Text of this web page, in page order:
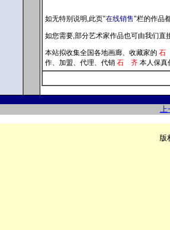
如无特别说明,此页"在线销售"栏的作品
如您需要,部分艺术家作品也可由我们直
本站拟收集全国各地画廊、 收藏家的 石
作、 加盟、 代理、 代销 石 齐 本人保真
上
版